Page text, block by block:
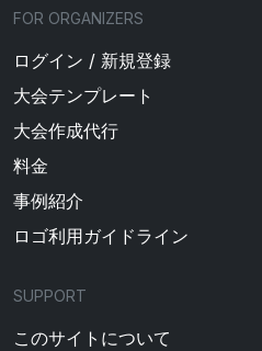
FOR ORGANIZERS
ログイン / 新規登録
大会テンプレート
大会作成代行
料金
事例紹介
ロゴ利用ガイドライン
SUPPORT
このサイトについて